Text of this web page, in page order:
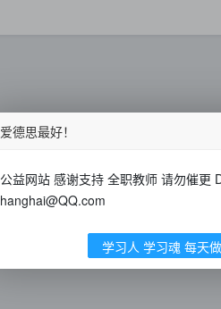
爱德思最好！
公益网站 感谢支持 全职教师 请勿催更
hanghai@QQ.com
学习人 学习魂 每天